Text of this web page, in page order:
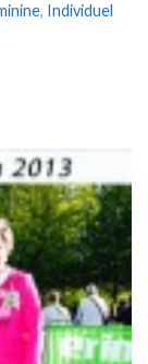
, Individuel